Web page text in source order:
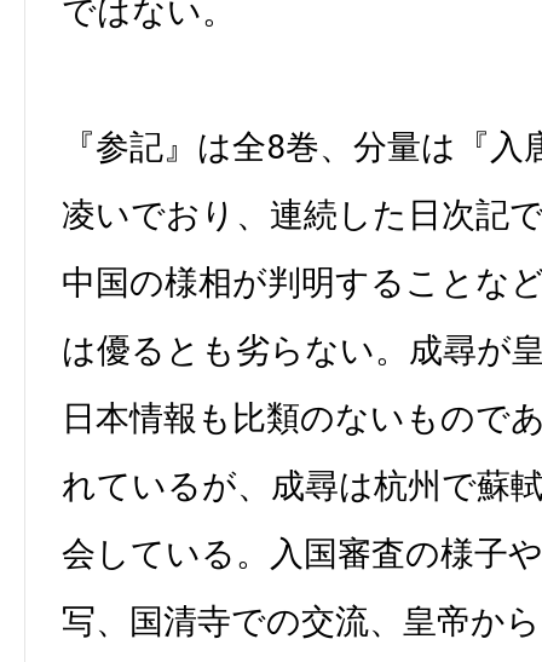
ではない。
『参記』は全8巻、分量は『
凌いでおり、連続した日次記
中国の様相が判明することな
は優るとも劣らない。成尋が
日本情報も比類のないもので
れているが、成尋は杭州で蘇
会している。入国審査の様子
写、国清寺での交流、皇帝か